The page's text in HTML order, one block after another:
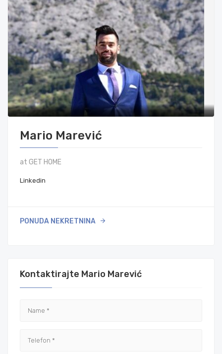
Mario Marević
at GET HOME
Linkedin
PONUDA NEKRETNINA
Kontaktirajte Mario Marević